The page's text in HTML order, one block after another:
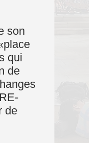
son
qui
de
de